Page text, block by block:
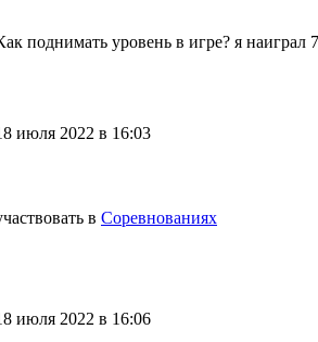
поднимать уровень в игре? я наиграл
июля 2022 в 16:03
в Соревнованиях
июля 2022 в 16:06